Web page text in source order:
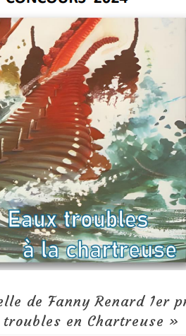
de Fanny Renard 1er
en Chartreuse »